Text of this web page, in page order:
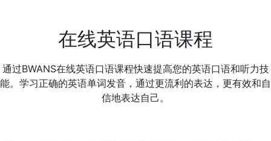
在线英语口语课程
通过BWANS在线英语口语课程快速提高您的英语口语和听力技
能。学习正确的英语单词发音，通过更流利的表达，更有效和自
信地表达自己。